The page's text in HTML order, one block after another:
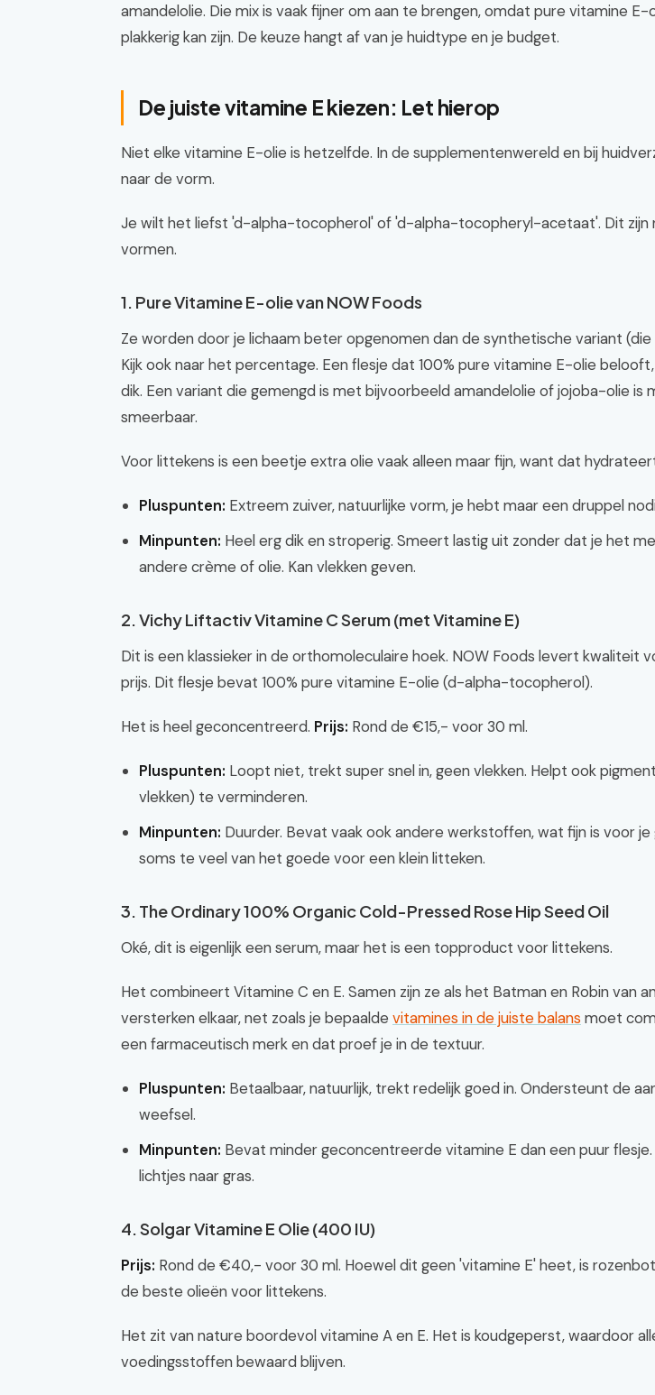
amandelolie. Die mix is vaak fijner om aan te brengen, omdat pure vitamine E-
plakkerig kan zijn. De keuze hangt af van je huidtype en je budget.
De juiste vitamine E kiezen: Let hierop
Niet elke vitamine E-olie is hetzelfde. In de supplementenwereld en bij
naar de vorm.
Je wilt het liefst 'd-alpha-tocopherol' of 'd-alpha-tocopheryl-acetaat'. Dit zijn
vormen.
1. Pure Vitamine E-olie van NOW Foods
Ze worden door je lichaam beter opgenomen dan de synthetische variant
Kijk ook naar het percentage. Een flesje dat 100% pure vitamine E-olie
dik. Een variant die gemengd is met bijvoorbeeld amandelolie of jojoba-olie is
smeerbaar.
Voor littekens is een beetje extra olie vaak alleen maar fijn, want dat
Pluspunten: Extreem zuiver, natuurlijke vorm, je hebt maar een druppel
Minpunten: Heel erg dik en stroperig. Smeert lastig uit zonder dat je het
andere crème of olie. Kan vlekken geven.
2. Vichy Liftactiv Vitamine C Serum (met Vitamine E)
Dit is een klassieker in de orthomoleculaire hoek. NOW Foods levert kwaliteit
prijs. Dit flesje bevat 100% pure vitamine E-olie (d-alpha-tocopherol).
Het is heel geconcentreerd. Prijs: Rond de €15,- voor 30 ml.
Pluspunten: Loopt niet, trekt super snel in, geen vlekken. Helpt ook
vlekken) te verminderen.
Minpunten: Duurder. Bevat vaak ook andere werkstoffen, wat fijn is voor
soms te veel van het goede voor een klein litteken.
3. The Ordinary 100% Organic Cold-Pressed Rose Hip Seed Oil
Oké, dit is eigenlijk een serum, maar het is een topproduct voor littekens.
Het combineert Vitamine C en E. Samen zijn ze als het Batman en Robin van
versterken elkaar, net zoals je bepaalde vitamines in de juiste balans moet
een farmaceutisch merk en dat proef je in de textuur.
Pluspunten: Betaalbaar, natuurlijk, trekt redelijk goed in. Ondersteunt de
weefsel.
Minpunten: Bevat minder geconcentreerde vitamine E dan een puur flesje.
lichtjes naar gras.
4. Solgar Vitamine E Olie (400 IU)
Prijs: Rond de €40,- voor 30 ml. Hoewel dit geen 'vitamine E' heet, is
de beste olieën voor littekens.
Het zit van nature boordevol vitamine A en E. Het is koudgeperst, waardoor
voedingsstoffen bewaard blijven.